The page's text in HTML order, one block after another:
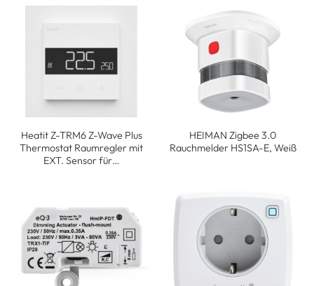
Heatit Z-TRM6 Z-Wave Plus
Thermostat Raumregler mit
EXT. Sensor für…
HEIMAN Zigbee 3.0
Rauchmelder HS1SA-E, Weiß